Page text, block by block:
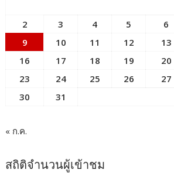
2
3 4 5 6
9
10 11 12 13
16
17 18 19 20
23
24 25 26 27
30
31
« ก.ค.
สถิติจำนวนผู้เข้าชม